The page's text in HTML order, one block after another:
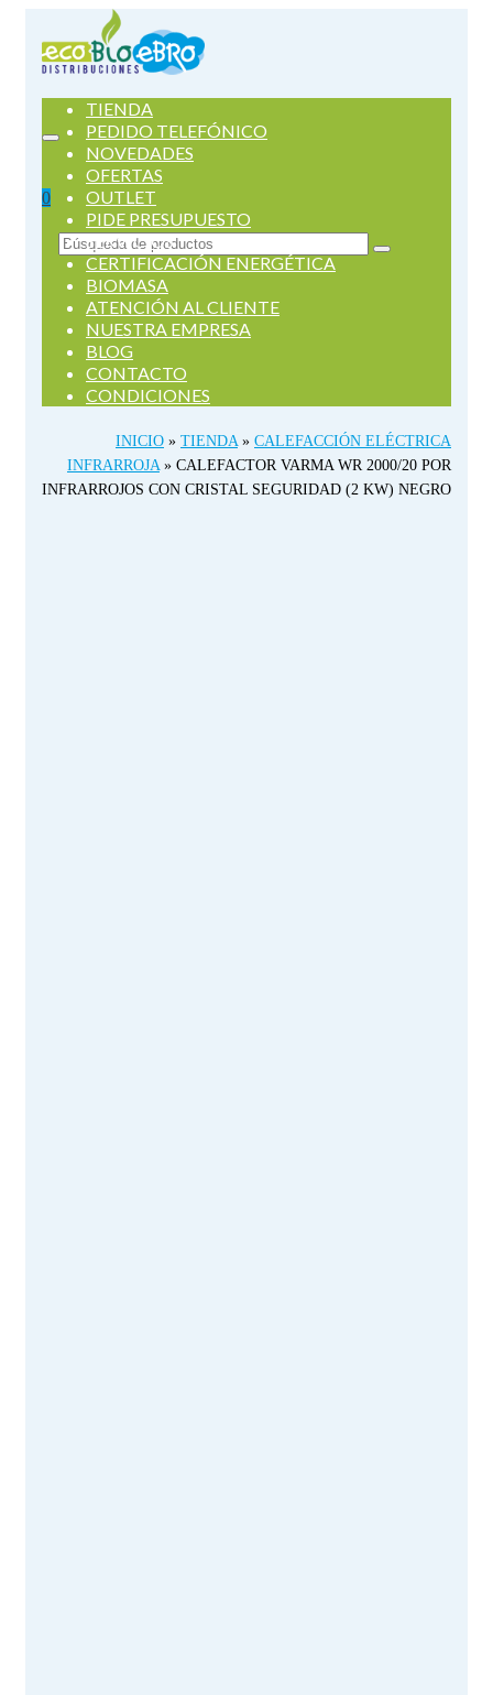
0
Buscar
por:
TIENDA
PEDIDO TELEFÓNICO
NOVEDADES
OFERTAS
OUTLET
PIDE PRESUPUESTO
SERVICIOS
CERTIFICACIÓN ENERGÉTICA
BIOMASA
ATENCIÓN AL CLIENTE
NUESTRA EMPRESA
BLOG
CONTACTO
CONDICIONES
INICIO » TIENDA » CALEFACCIÓN ELÉCTRICA
INFRARROJA » CALEFACTOR VARMA WR 2000/20 POR
INFRARROJOS CON CRISTAL SEGURIDAD (2 KW) NEGRO